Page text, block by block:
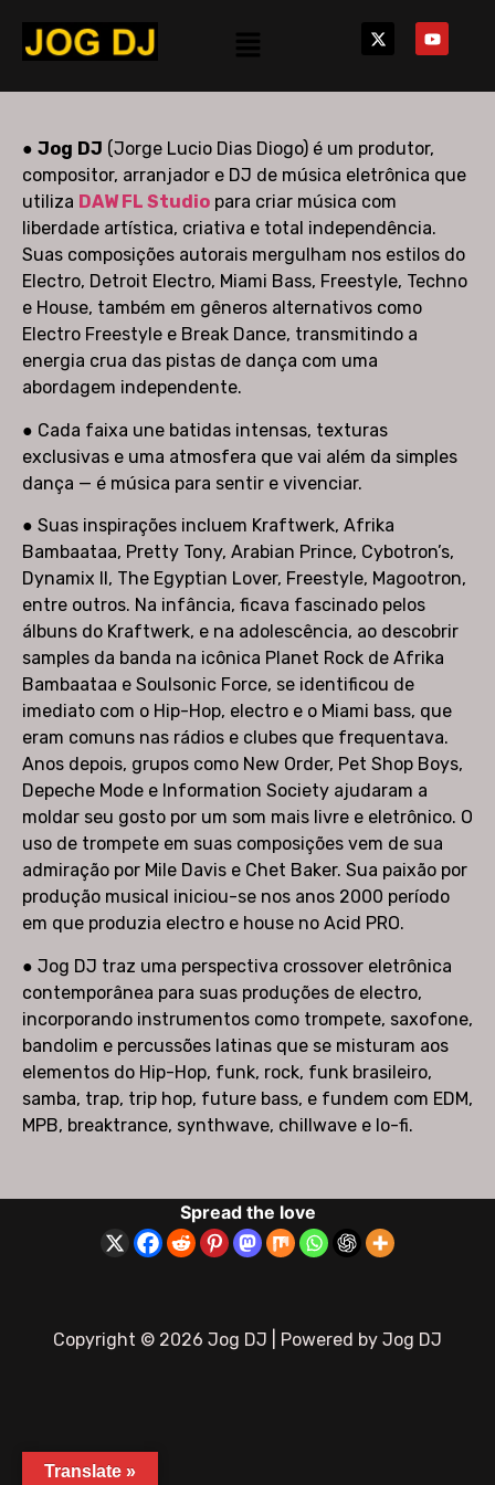
● Jog DJ (Jorge Lucio Dias Diogo) é um produtor,
compositor, arranjador e DJ de música eletrônica que
utiliza DAW FL Studio para criar música com
liberdade artística, criativa e total independência.
Suas composições autorais mergulham nos estilos do
Electro, Detroit Electro, Miami Bass, Freestyle, Techno
e House, também em gêneros alternativos como
Electro Freestyle e Break Dance, transmitindo a
energia crua das pistas de dança com uma
abordagem independente.
● Cada faixa une batidas intensas, texturas
exclusivas e uma atmosfera que vai além da simples
dança — é música para sentir e vivenciar.
● Suas inspirações incluem Kraftwerk, Afrika
Bambaataa, Pretty Tony, Arabian Prince, Cybotron’s,
Dynamix II, The Egyptian Lover, Freestyle, Magootron,
entre outros. Na infância, ficava fascinado pelos
álbuns do Kraftwerk, e na adolescência, ao descobrir
samples da banda na icônica Planet Rock de Afrika
Bambaataa e Soulsonic Force, se identificou de
imediato com o Hip-Hop, electro e o Miami bass, que
eram comuns nas rádios e clubes que frequentava.
Anos depois, grupos como New Order, Pet Shop Boys,
Depeche Mode e Information Society ajudaram a
moldar seu gosto por um som mais livre e eletrônico. O
uso de trompete em suas composições vem de sua
admiração por Mile Davis e Chet Baker. Sua paixão por
produção musical iniciou-se nos anos 2000 período
em que produzia electro e house no Acid PRO.
● Jog DJ traz uma perspectiva crossover eletrônica
contemporânea para suas produções de electro,
incorporando instrumentos como trompete, saxofone,
bandolim e percussões latinas que se misturam aos
elementos do Hip-Hop, funk, rock, funk brasileiro,
samba, trap, trip hop, future bass, e fundem com EDM,
MPB, breaktrance, synthwave, chillwave e lo-fi.
Spread the love
Copyright © 2026 Jog DJ | Powered by Jog DJ
Translate »